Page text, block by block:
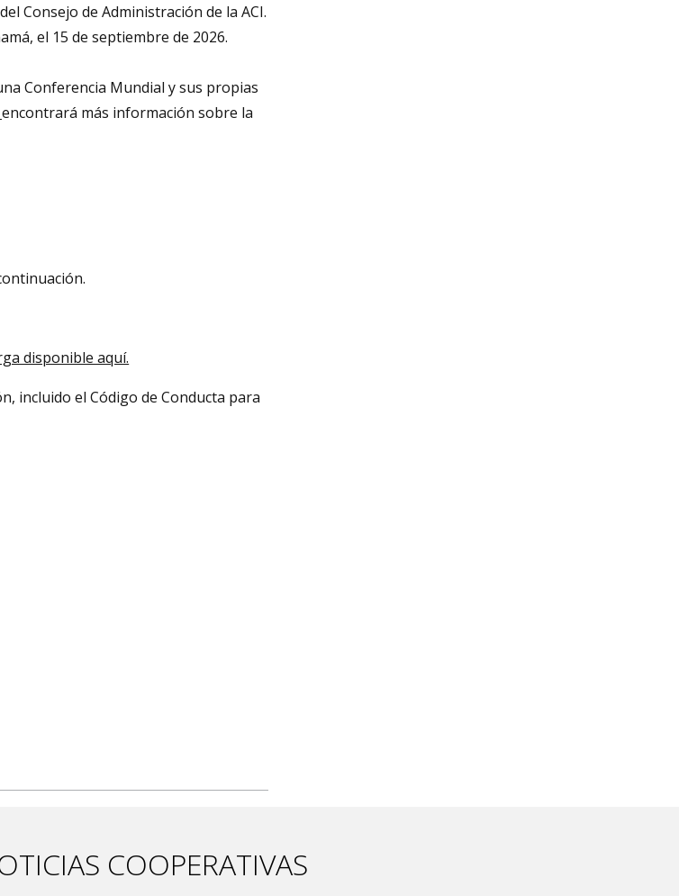
Consejo de Administración de la ACI.
el 15 de septiembre de 2026.
Conferencia Mundial y sus propias
encontrará más información sobre la
disponible aquí.
incluido el Código de Conducta para
COOPERATIVAS